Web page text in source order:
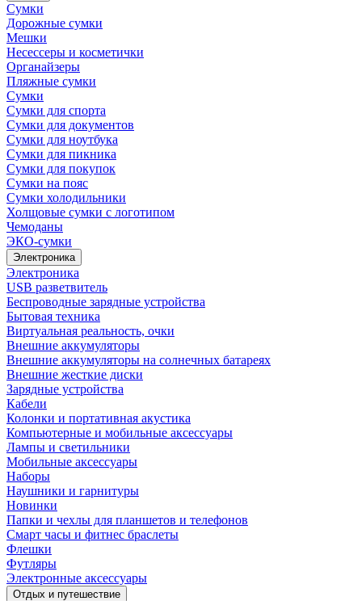
Сумки
Дорожные сумки
Мешки
Несессеры и косметички
Органайзеры
Пляжные сумки
Сумки
Сумки для спорта
Сумки для документов
Сумки для ноутбука
Сумки для пикника
Сумки для покупок
Сумки на пояс
Сумки холодильники
Холщовые сумки с логотипом
Чемоданы
ЭКО-сумки
Электроника
Электроника
USB разветвитель
Беспроводные зарядные устройства
Бытовая техника
Виртуальная реальность, очки
Внешние аккумуляторы
Внешние аккумуляторы на солнечных батареях
Внешние жесткие диски
Зарядные устройства
Кабели
Колонки и портативная акустика
Компьютерные и мобильные аксессуары
Лампы и светильники
Мобильные аксессуары
Наборы
Наушники и гарнитуры
Новинки
Папки и чехлы для планшетов и телефонов
Смарт часы и фитнес браслеты
Флешки
Футляры
Электронные аксессуары
Отдых и путешествие